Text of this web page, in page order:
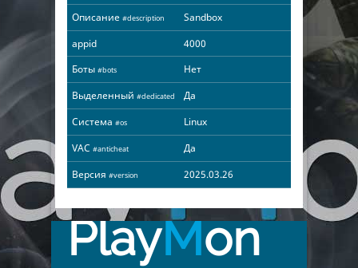
Описание #description
Sandbox
appid
4000
Боты #bots
Нет
Выделенный #dedicated
Да
Система #os
Linux
VAC #anticheat
Да
Версия #version 2025.03.26
PlayMon